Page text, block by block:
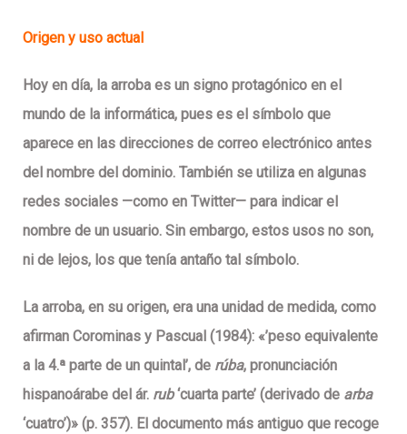
Origen y uso actual
Hoy en día, la arroba es un signo protagónico en el
mundo de la informática, pues es el símbolo que
aparece en las direcciones de correo electrónico antes
del nombre del dominio. También se utiliza en algunas
redes sociales —como en Twitter— para indicar el
nombre de un usuario. Sin embargo, estos usos no son,
ni de lejos, los que tenía antaño tal símbolo.
La arroba, en su origen, era una unidad de medida, como
afirman Corominas y Pascual (1984): «’peso equivalente
a la 4.ª parte de un quintal’, de rúba, pronunciación
hispanoárabe del ár. rub‘cuarta parte’ (derivado de arba
‘cuatro’)» (p. 357). El documento más antiguo que recoge